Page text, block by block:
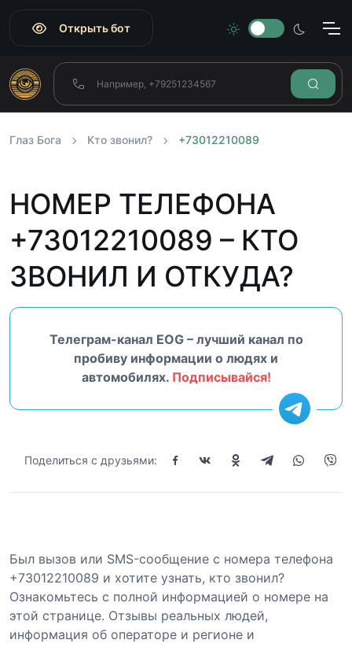
Открыть бот
Глаз Бога Кто звонил? +73012210089
НОМЕР ТЕЛЕФОНА
+73012210089 – КТО
ЗВОНИЛ И ОТКУДА?
Телеграм-канал EOG – лучший канал по
пробиву информации о людях и
автомобилях. Подписывайся!
Поделиться с друзьями:
Был вызов или SMS-сообщение с номера телефона
+73012210089 и хотите узнать, кто звонил?
Ознакомьтесь с полной информацией о номере на
этой странице. Отзывы реальных людей,
информация об операторе и регионе и